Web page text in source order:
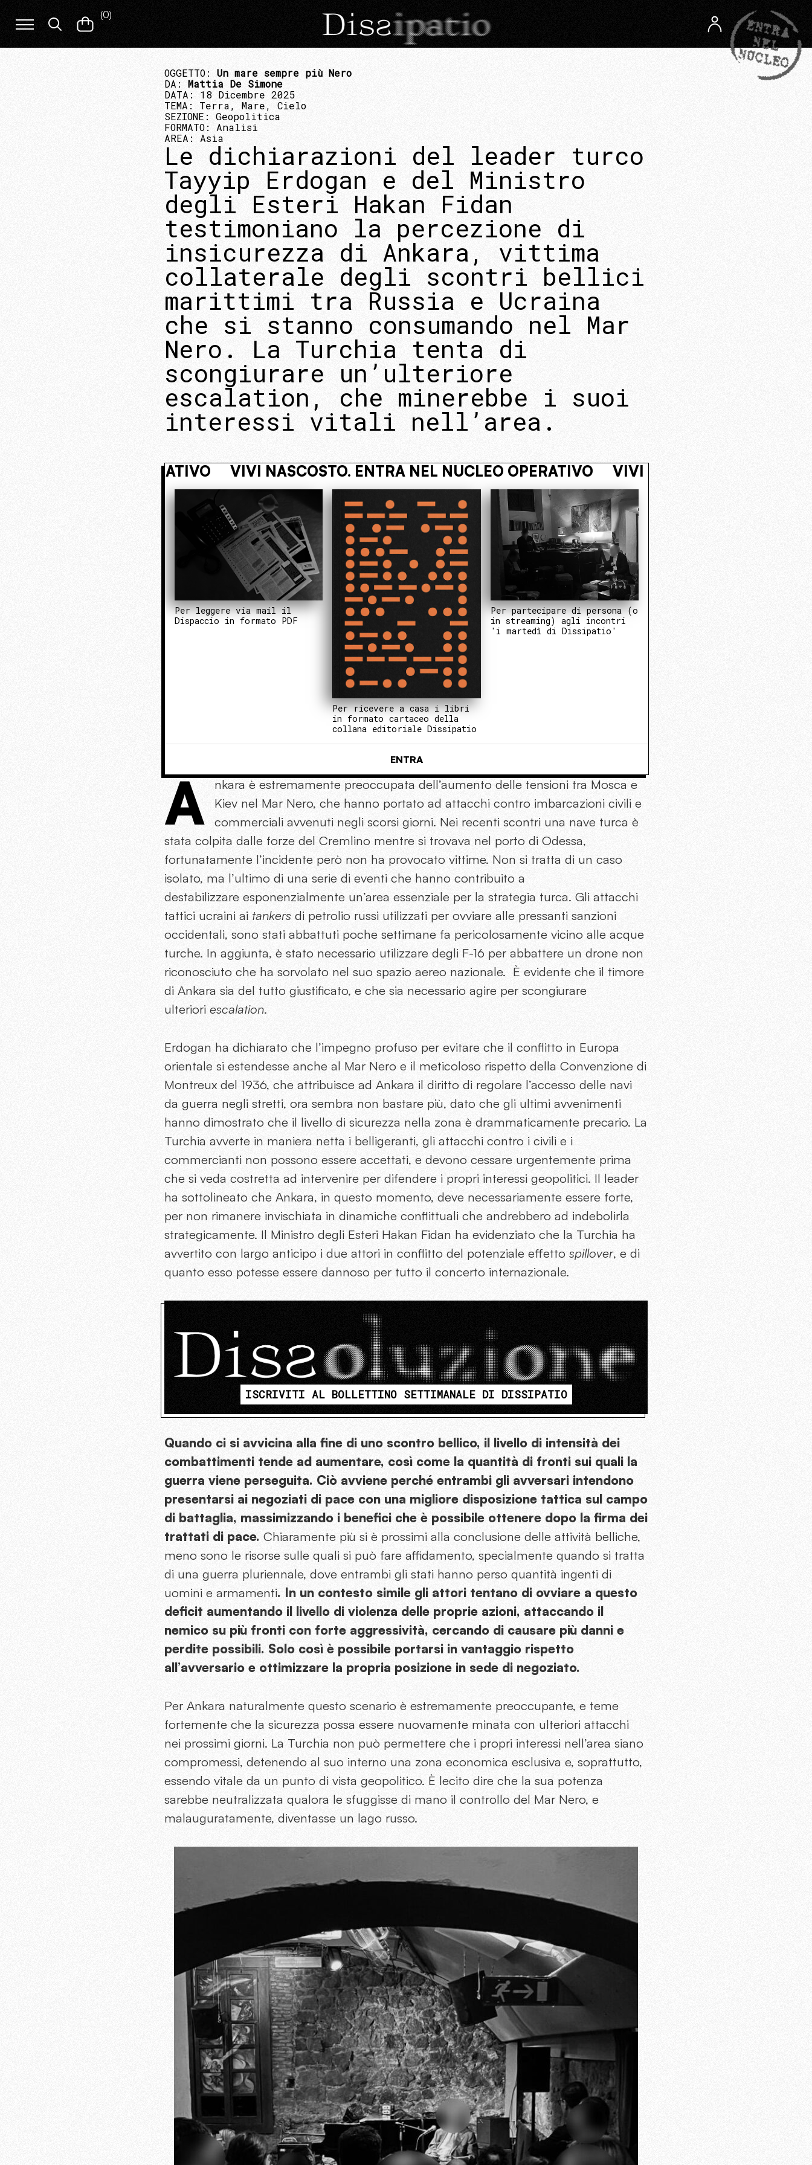
(0)
OGGETTO: Un mare sempre più Nero
DA: Mattia De Simone
DATA: 18 Dicembre 2025
TEMA: Terra, Mare, Cielo
SEZIONE: Geopolitica
FORMATO: Analisi
AREA: Asia
Le dichiarazioni del leader turco
Tayyip Erdogan e del Ministro
degli Esteri Hakan Fidan
testimoniano la percezione di
insicurezza di Ankara, vittima
collaterale degli scontri bellici
marittimi tra Russia e Ucraina
che si stanno consumando nel Mar
Nero. La Turchia tenta di
scongiurare un’ulteriore
escalation, che minerebbe i suoi
interessi vitali nell’area.
ENTRA NEL NUCLEO OPERATIVO VIVI NASCOSTO. ENTRA NEL NUCLEO OPERATIVO
Per leggere via mail il
Dispaccio in formato PDF
Per ricevere a casa i libri
in formato cartaceo della
collana editoriale Dissipatio
Per partecipare di persona (o
in streaming) agli incontri
'i martedì di Dissipatio'
ENTRA
A
nkara è estremamente preoccupata dell’aumento delle tensioni tra Mosca e
Kiev nel Mar Nero, che hanno portato ad attacchi contro imbarcazioni civili e
commerciali avvenuti negli scorsi giorni. Nei recenti scontri una nave turca è
stata colpita dalle forze del Cremlino mentre si trovava nel porto di Odessa,
fortunatamente l’incidente però non ha provocato vittime. Non si tratta di un caso
isolato, ma l’ultimo di una serie di eventi che hanno contribuito a
destabilizzare esponenzialmente un’area essenziale per la strategia turca. Gli attacchi
tattici ucraini ai tankers di petrolio russi utilizzati per ovviare alle pressanti sanzioni
occidentali, sono stati abbattuti poche settimane fa pericolosamente vicino alle acque
turche. In aggiunta, è stato necessario utilizzare degli F-16 per abbattere un drone non
riconosciuto che ha sorvolato nel suo spazio aereo nazionale. È evidente che il timore
di Ankara sia del tutto giustificato, e che sia necessario agire per scongiurare
ulteriori escalation.
Erdogan ha dichiarato che l’impegno profuso per evitare che il conflitto in Europa
orientale si estendesse anche al Mar Nero e il meticoloso rispetto della Convenzione di
Montreux del 1936, che attribuisce ad Ankara il diritto di regolare l’accesso delle navi
da guerra negli stretti, ora sembra non bastare più, dato che gli ultimi avvenimenti
hanno dimostrato che il livello di sicurezza nella zona è drammaticamente precario. La
Turchia avverte in maniera netta i belligeranti, gli attacchi contro i civili e i
commercianti non possono essere accettati, e devono cessare urgentemente prima
che si veda costretta ad intervenire per difendere i propri interessi geopolitici. Il leader
ha sottolineato che Ankara, in questo momento, deve necessariamente essere forte,
per non rimanere invischiata in dinamiche conflittuali che andrebbero ad indebolirla
strategicamente. Il Ministro degli Esteri Hakan Fidan ha evidenziato che la Turchia ha
avvertito con largo anticipo i due attori in conflitto del potenziale effetto spillover, e di
quanto esso potesse essere dannoso per tutto il concerto internazionale.
ISCRIVITI AL BOLLETTINO SETTIMANALE DI DISSIPATIO
Quando ci si avvicina alla fine di uno scontro bellico, il livello di intensità dei
combattimenti tende ad aumentare, così come la quantità di fronti sui quali la
guerra viene perseguita. Ciò avviene perché entrambi gli avversari intendono
presentarsi ai negoziati di pace con una migliore disposizione tattica sul campo
di battaglia, massimizzando i benefici che è possibile ottenere dopo la firma dei
trattati di pace. Chiaramente più si è prossimi alla conclusione delle attività belliche,
meno sono le risorse sulle quali si può fare affidamento, specialmente quando si tratta
di una guerra pluriennale, dove entrambi gli stati hanno perso quantità ingenti di
uomini e armamenti. In un contesto simile gli attori tentano di ovviare a questo
deficit aumentando il livello di violenza delle proprie azioni, attaccando il
nemico su più fronti con forte aggressività, cercando di causare più danni e
perdite possibili. Solo così è possibile portarsi in vantaggio rispetto
all’avversario e ottimizzare la propria posizione in sede di negoziato.
Per Ankara naturalmente questo scenario è estremamente preoccupante, e teme
fortemente che la sicurezza possa essere nuovamente minata con ulteriori attacchi
nei prossimi giorni. La Turchia non può permettere che i propri interessi nell’area siano
compromessi, detenendo al suo interno una zona economica esclusiva e, soprattutto,
essendo vitale da un punto di vista geopolitico. È lecito dire che la sua potenza
sarebbe neutralizzata qualora le sfuggisse di mano il controllo del Mar Nero, e
malauguratamente, diventasse un lago russo.